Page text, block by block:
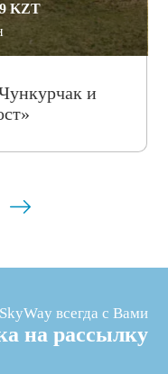
KZT
и
SkyWay всегда с Вами
на рассылку